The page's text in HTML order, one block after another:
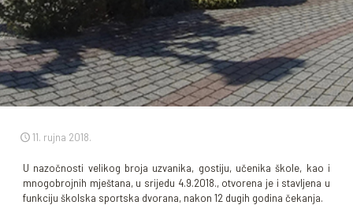
11. rujna 2018.
U nazočnosti velikog broja uzvanika, gostiju, učenika škole, kao i
mnogobrojnih mještana, u srijedu 4.9.2018., otvorena je i stavljena u
funkciju školska sportska dvorana, nakon 12 dugih godina čekanja.